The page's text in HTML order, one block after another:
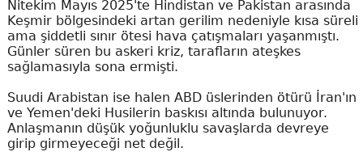
Nitekim Mayıs 2025'te Hindistan ve Pakistan arasında
Keşmir bölgesindeki artan gerilim nedeniyle kısa süreli
ama şiddetli sınır ötesi hava çatışmaları yaşanmıştı.
Günler süren bu askeri kriz, tarafların ateşkes
sağlamasıyla sona ermişti.
Suudi Arabistan ise halen ABD üslerinden ötürü İran'ın
ve Yemen'deki Husilerin baskısı altında bulunuyor.
Anlaşmanın düşük yoğunluklu savaşlarda devreye
girip girmeyeceği net değil.